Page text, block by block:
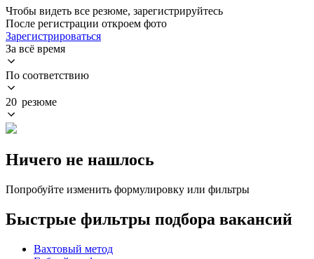
Чтобы видеть все резюме, зарегистрируйтесь
После регистрации откроем фото
Зарегистрироваться
За всё время
По соответствию
20 резюме
Ничего не нашлось
Попробуйте изменить формулировку или фильтры
Быстрые фильтры подбора вакансий
Вахтовый метод